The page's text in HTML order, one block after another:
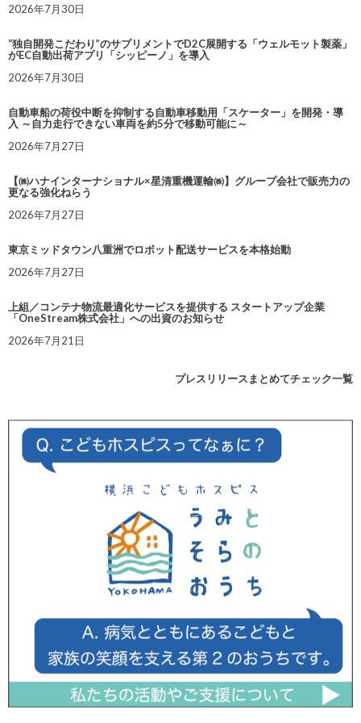
2026年7月30日
“独自開発こだわり”のサプリメントでD2C展開する「ウェルモット製薬」
がEC自動出荷アプリ「シッピーノ」を導入
2026年7月30日
自動車船の荷役中断を抑制する自動車移動用「スケーター」を開発・導
入 ～自力走行できない車両を約5分で移動可能に～
2026年7月27日
【㈱ハナインターナショナル×星清重機運輸㈱】グループ会社で販売力の
更なる強化ねらう
2026年7月27日
東京ミッドタウン八重洲でロボット配送サービスを本格始動
2026年7月27日
上組／コンテナ物流最適化サービスを提供する スタートアップ企業
「OneStream株式会社」への出資のお知らせ
2026年7月21日
プレスリリースまとめてチェック一覧